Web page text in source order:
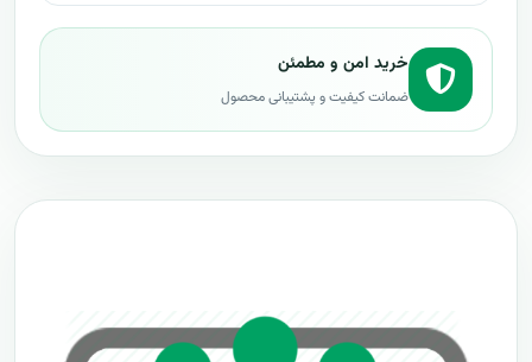
خرید امن و مطمئن
ضمانت کیفیت و پشتیبانی محصول